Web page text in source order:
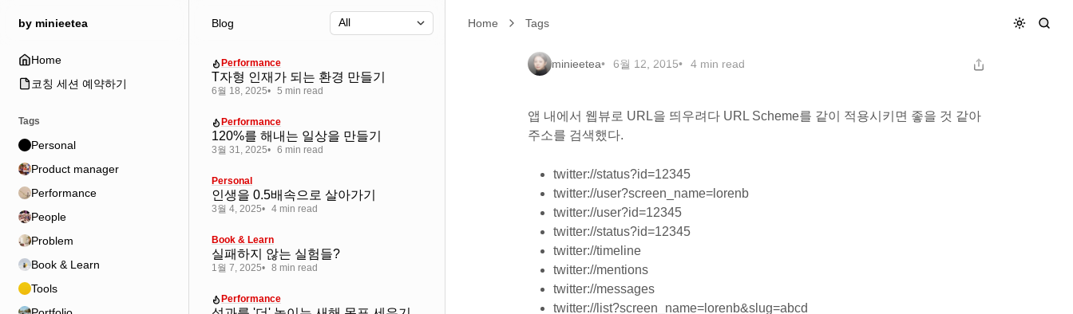
to
to
to
by minieetea
Home
코칭 세션 예약하기
Tags
Personal
Product manager
Performance
People
Problem
Book & Learn
Tools
Home Tags
Twitter URL Scheme 적용을 위한 User id 찾기
Twitter URL Scheme 적용을 위한 User id 찾기
minieetea 6월 12, 2015 4 min read
앱 내에서 웹뷰로 URL을 띄우려다 URL Scheme를 같이 적용시키면 좋을 것 같아
주소를 검색했다.
twitter://status?id=12345
twitter://user?screen_name=lorenb
twitter://user?id=12345
twitter://status?id=12345
twitter://timeline
twitter://mentions
twitter://messages
twitter://list?screen_name=lorenb&slug=abcd
Blog
Performance
T자형 인재가 되는 환경 만들기
6월 18, 2025 5 min read
Performance
120%를 해내는 일상을 만들기
3월 31, 2025 6 min read
Personal
인생을 0.5배속으로 살아가기
3월 4, 2025 4 min read
Book & Learn
실패하지 않는 실험들?
1월 7, 2025 8 min read
Performance